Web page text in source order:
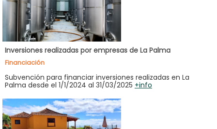
Inversiones realizadas por empresas de La Palma
Financiación
Subvención para financiar inversiones realizadas en La
Palma desde el 1/1/2024 al 31/03/2025 +info